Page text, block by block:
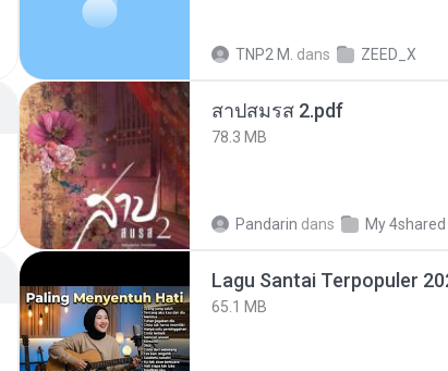
TNP2 M. dans ZEED_X
สาปสมรส 2.pdf
78.3 MB
Pandarin dans My 4shared
65.1 MB